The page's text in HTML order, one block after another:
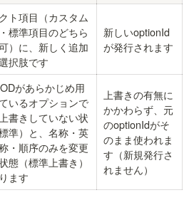
ト項目（カスタム
標準項目のどちら
）に、新しく追加
択肢です
新しいoptionId
が発行されます
があらかじめ用
いるオプションで
書きしていない状
準）と、名称・英
・順序のみを変更
態（標準上書き）
ます
上書きの有無に
かかわらず、元
のoptionIdがそ
のまま使われま
す（新規発行さ
れません）